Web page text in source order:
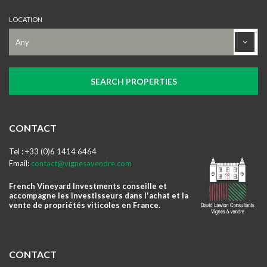
LOCATION
CONTACT
Tel : +33 (0)6 1414 6464
Email: contact@vignesavendre.com
French Vineyard Investments conseille et
accompagne les investisseurs dans l'achat et la
vente de propriétés viticoles en France.
CONTACT